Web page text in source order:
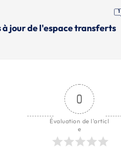
1
à jour de l'espace transferts
0
Évaluation de l'articl
e